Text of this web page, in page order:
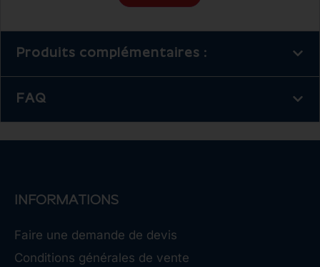
Produits complémentaires :
FAQ
INFORMATIONS
Faire une demande de devis
Conditions générales de vente